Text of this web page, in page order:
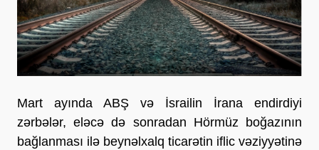
Mart ayında ABŞ və İsrailin İrana endirdiyi
zərbələr, eləcə də sonradan Hörmüz boğazının
bağlanması ilə beynəlxalq ticarətin iflic vəziyyətinə